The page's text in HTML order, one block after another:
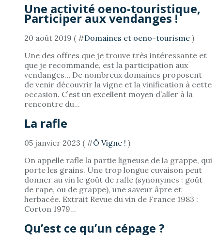
Une activité oeno-touristique,
Participer aux vendanges !
20 août 2019 ( #Domaines et oeno-tourisme )
Une des offres que je trouve très intéressante et
que je recommande, est la participation aux
vendanges… De nombreux domaines proposent
de venir découvrir la vigne et la vinification à cette
occasion. C’est un excellent moyen d’aller à la
rencontre du...
La rafle
05 janvier 2023 ( #Ô Vigne ! )
On appelle rafle la partie ligneuse de la grappe, qui
porte les grains. Une trop longue cuvaison peut
donner au vin le goût de rafle (synonymes : goût
de rape, ou de grappe), une saveur âpre et
herbacée. Extrait Revue du vin de France 1983 :
Corton 1979...
Qu’est ce qu’un cépage ?